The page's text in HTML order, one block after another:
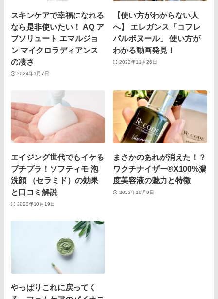
スキンケアで幸福になれる
なら是非使いたい！ AQ ア
ブソリュート エマルジョ
ン マイクロラディアンス
の凄さ
2024年1月7日
【使い方がわからない人
へ】 エレガンス「コフレ
パルボヌール」 使い方が
わかる動画発見！
2023年11月26日
エイジング世代でもイケる
プチプラ！ソフティモ 泡
洗顔 （セラミド）の効果
と口コミ解説
2023年10月19日
まさかのあれが消えた！？
ワクチナイザー®X100%濃
度美容液の魅力と特徴
2023年10月9日
やっぱりこれに戻ってく